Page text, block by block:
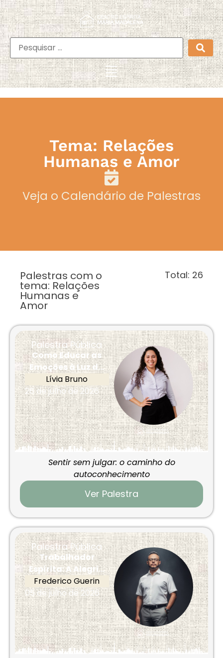
Tema: Relações
Humanas e Amor
Veja o Calendário de Palestras
Palestras com o
tema: Relações
Humanas e
Amor
Total: 26
Palestra Pública
Como Educar as
Emoções à Luz d...
Lívia Bruno
26 de julho de 2026
Sentir sem julgar: o caminho do
autoconhecimento
Ver Palestra
Palestra Pública
Trabalhador
Espírita: A Alegri...
Frederico Guerin
05 de julho de 2026